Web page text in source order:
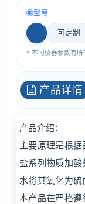
型号
可定制
* 不同仪器参数有所
产品详情
产品介绍：
主要原理是根
盐系列物质加
水将其氧化为硫
本产品在严格